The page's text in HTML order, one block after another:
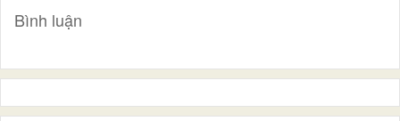
Bình luận